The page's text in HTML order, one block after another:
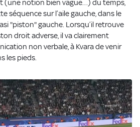
(une notion bien vague…) du temps,
séquence sur l’aile gauche, dans le
"piston" gauche. Lorsqu’il retrouve
droit adverse, il va clairement
non verbale, à Kvara de venir
les pieds.